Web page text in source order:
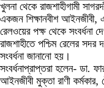
খুলনা থেকে রাজশাহীগামী
একজন শিক্ষানবীশ আইনজীবী,
রেলওয়ের পক্ষ থেকে সংবর্ধনা
রাজশাহীতে পশ্চিম রেলের সদর
সংবর্ধনা জানানো হয়।
সংবর্ধনাপ্রাপ্তরা হলেন- ডা.
আইনজীবী মুক্তা রাণী